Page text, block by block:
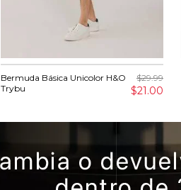
Bermuda Básica Unicolor H&O
Trybu
$29.99
$21.00